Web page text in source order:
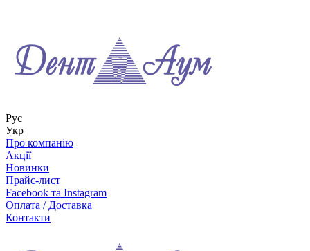
Рус
Укр
Про компанію
Акції
Новинки
Прайс-лист
Facebook та Instagram
Оплата / Доставка
Контакти